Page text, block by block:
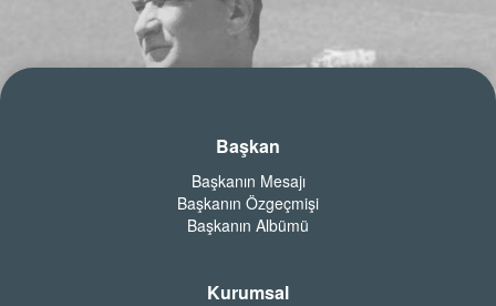
Başkan
Başkanın Mesajı
Başkanın Özgeçmişi
Başkanın Albümü
Kurumsal